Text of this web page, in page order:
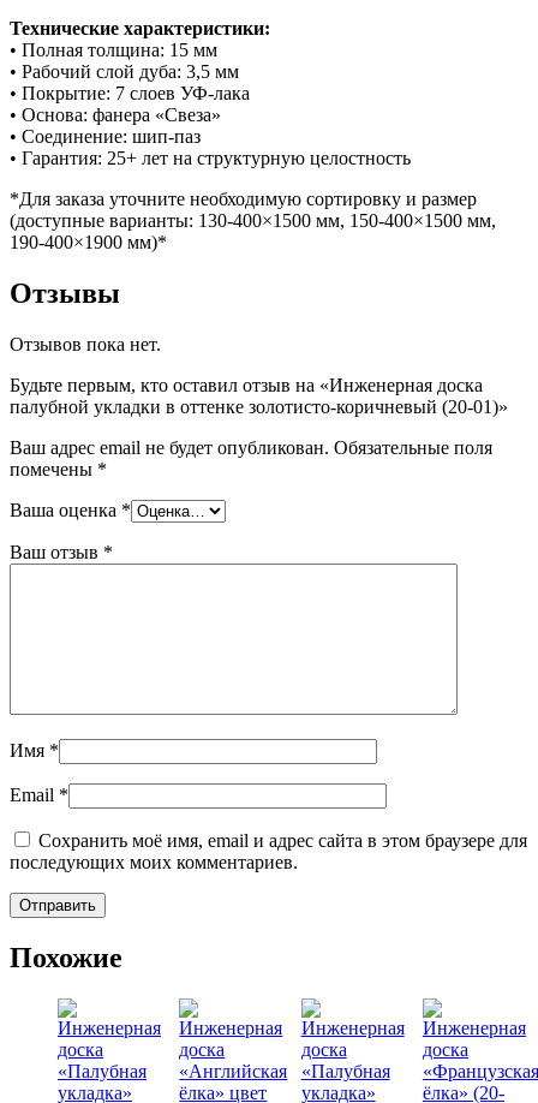
Технические характеристики:
• Полная толщина: 15 мм
• Рабочий слой дуба: 3,5 мм
• Покрытие: 7 слоев УФ-лака
• Основа: фанера «Свеза»
• Соединение: шип-паз
• Гарантия: 25+ лет на структурную целостность
*Для заказа уточните необходимую сортировку и размер
(доступные варианты: 130-400×1500 мм, 150-400×1500 мм,
190-400×1900 мм)*
Отзывы
Отзывов пока нет.
Будьте первым, кто оставил отзыв на «Инженерная доска
палубной укладки в оттенке золотисто-коричневый (20-01)»
Ваш адрес email не будет опубликован. Обязательные поля
помечены *
Ваша оценка *
Ваш отзыв *
Имя *
Email *
Сохранить моё имя, email и адрес сайта в этом браузере для
последующих моих комментариев.
Похожие